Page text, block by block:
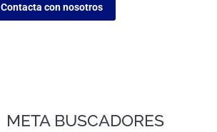
Contacta con nosotros
META BUSCADORES